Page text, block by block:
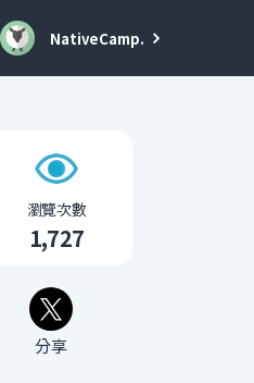
NativeCamp.
瀏覽次數
1,727
分享